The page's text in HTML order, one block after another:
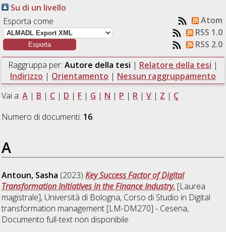
Su di un livello
Esporta come
Atom
RSS 1.0
RSS 2.0
Raggruppa per: Autore della tesi | Relatore della tesi |
Indirizzo | Orientamento | Nessun raggruppamento
Vai a:A | B | C | D | F | G | N | P | R |V | Z | Ç
Numero di documenti: 16.
A
Antoun, Sasha (2023)Key Success Factor of Digital
Transformation Initiatives in the Finance Industry. [Laurea
magistrale], Università di Bologna, Corso di Studio in Digital
transformation management [LM-DM270] - Cesena,
Documento full-text non disponibile